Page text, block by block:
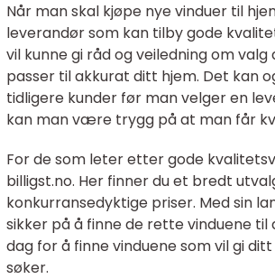
Når man skal kjøpe nye vinduer til
leverandør som kan tilby gode
vil kunne gi råd og veiledning om
passer til akkurat ditt hjem. Det kan
tidligere kunder før man velger en
kan man være trygg på at man får
For de som leter etter gode
billigst.no. Her finner du et bredt
konkurransedyktige priser. Med sin
sikker på å finne de rette vinduene
dag for å finne vinduene som vil gi
søker.